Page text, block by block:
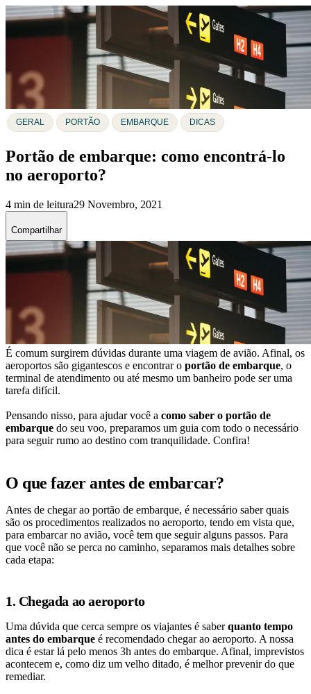
GERAL PORTÃO EMBARQUE DICAS
Portão de embarque: como encontrá-lo
no aeroporto?
4 min de leitura29 Novembro, 2021
Compartilhar
É comum surgirem dúvidas durante uma viagem de avião. Afinal, os
aeroportos são gigantescos e encontrar o portão de embarque, o
terminal de atendimento ou até mesmo um banheiro pode ser uma
tarefa difícil.
Pensando nisso, para ajudar você a como saber o portão de
embarque do seu voo, preparamos um guia com todo o necessário
para seguir rumo ao destino com tranquilidade. Confira!
O que fazer antes de embarcar?
Antes de chegar ao portão de embarque, é necessário saber quais
são os procedimentos realizados no aeroporto, tendo em vista que,
para embarcar no avião, você tem que seguir alguns passos. Para
que você não se perca no caminho, separamos mais detalhes sobre
cada etapa:
1. Chegada ao aeroporto
Uma dúvida que cerca sempre os viajantes é saberquanto tempo
antes do embarque é recomendado chegar ao aeroporto. A nossa
dica é estar lá pelo menos 3h antes do embarque. Afinal, imprevistos
acontecem e, como diz um velho ditado, é melhor prevenir do que
remediar.